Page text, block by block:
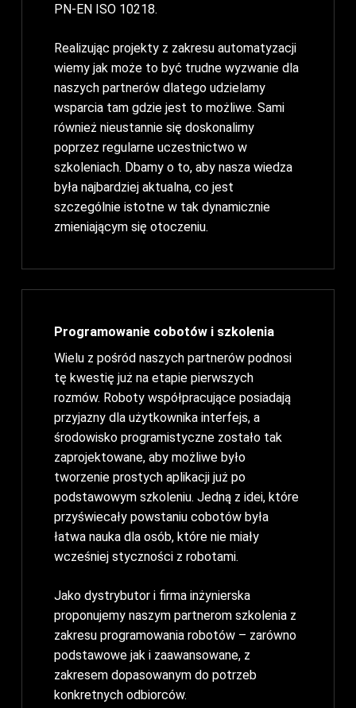
PN-EN ISO 10218.
Realizując projekty z zakresu automatyzacji
wiemy jak może to być trudne wyzwanie dla
naszych partnerów dlatego udzielamy
wsparcia tam gdzie jest to możliwe. Sami
również nieustannie się doskonalimy
poprzez regularne uczestnictwo w
szkoleniach. Dbamy o to, aby nasza wiedza
była najbardziej aktualna, co jest
szczególnie istotne w tak dynamicznie
zmieniającym się otoczeniu.
Programowanie cobotów i szkolenia
Wielu z pośród naszych partnerów podnosi
tę kwestię już na etapie pierwszych
rozmów. Roboty współpracujące posiadają
przyjazny dla użytkownika interfejs, a
środowisko programistyczne zostało tak
zaprojektowane, aby możliwe było
tworzenie prostych aplikacji już po
podstawowym szkoleniu. Jedną z idei, które
przyświecały powstaniu cobotów była
łatwa nauka dla osób, które nie miały
wcześniej styczności z robotami.
Jako dystrybutor i firma inżynierska
proponujemy naszym partnerom szkolenia z
zakresu programowania robotów – zarówno
podstawowe jak i zaawansowane, z
zakresem dopasowanym do potrzeb
konkretnych odbiorców.